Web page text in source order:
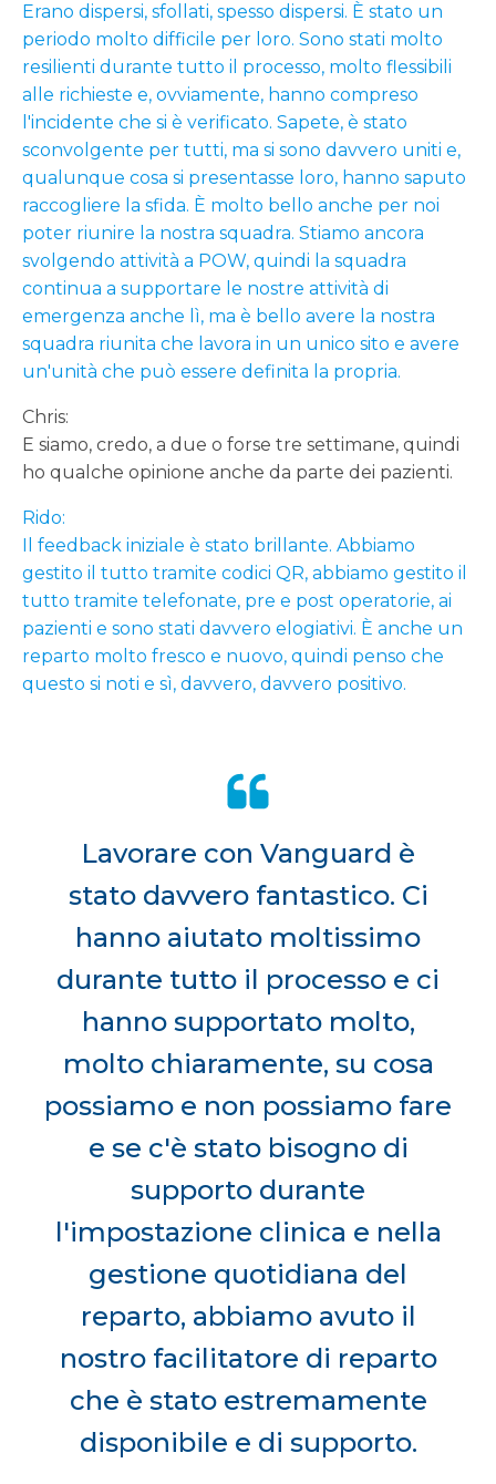
Erano dispersi, sfollati, spesso dispersi. È stato un
periodo molto difficile per loro. Sono stati molto
resilienti durante tutto il processo, molto flessibili
alle richieste e, ovviamente, hanno compreso
l'incidente che si è verificato. Sapete, è stato
sconvolgente per tutti, ma si sono davvero uniti e,
qualunque cosa si presentasse loro, hanno saputo
raccogliere la sfida. È molto bello anche per noi
poter riunire la nostra squadra. Stiamo ancora
svolgendo attività a POW, quindi la squadra
continua a supportare le nostre attività di
emergenza anche lì, ma è bello avere la nostra
squadra riunita che lavora in un unico sito e avere
un'unità che può essere definita la propria.
Chris:
E siamo, credo, a due o forse tre settimane, quindi
ho qualche opinione anche da parte dei pazienti.
Rido:
Il feedback iniziale è stato brillante. Abbiamo
gestito il tutto tramite codici QR, abbiamo gestito il
tutto tramite telefonate, pre e post operatorie, ai
pazienti e sono stati davvero elogiativi. È anche un
reparto molto fresco e nuovo, quindi penso che
questo si noti e sì, davvero, davvero positivo.
Lavorare con Vanguard è
stato davvero fantastico. Ci
hanno aiutato moltissimo
durante tutto il processo e ci
hanno supportato molto,
molto chiaramente, su cosa
possiamo e non possiamo fare
e se c'è stato bisogno di
supporto durante
l'impostazione clinica e nella
gestione quotidiana del
reparto, abbiamo avuto il
nostro facilitatore di reparto
che è stato estremamente
disponibile e di supporto.